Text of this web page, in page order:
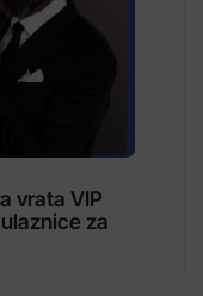
vrata VIP
za